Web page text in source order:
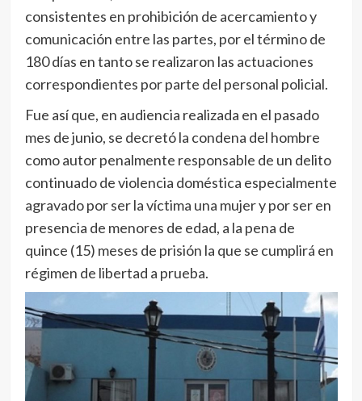
consistentes en prohibición de acercamiento y
comunicación entre las partes, por el término de
180 días en tanto se realizaron las actuaciones
correspondientes por parte del personal policial.
Fue así que, en audiencia realizada en el pasado
mes de junio, se decretó la condena del hombre
como autor penalmente responsable de un delito
continuado de violencia doméstica especialmente
agravado por ser la víctima una mujer y por ser en
presencia de menores de edad, a la pena de
quince (15) meses de prisión la que se cumplirá en
régimen de libertad a prueba.